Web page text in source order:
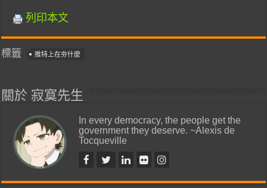
列印本文
標籤 推特上在夯什麼
關於 寂寞先生
In every democracy, the people get the
government they deserve. ~Alexis de
Tocqueville